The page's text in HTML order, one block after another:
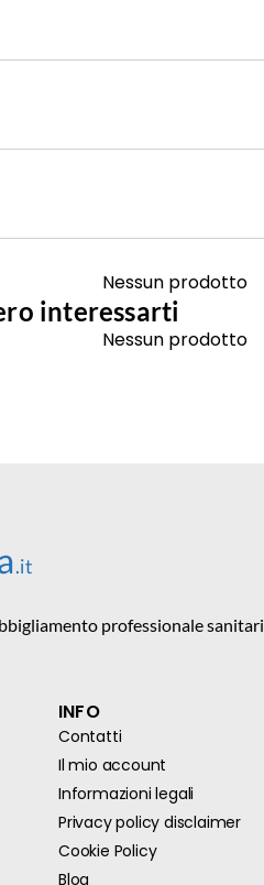
Nessun prodotto
interessarti
Nessun prodotto
professionale
INFO
Contatti
Il mio account
Informazioni legali
Privacy policy disclaimer
Cookie Policy
Blog